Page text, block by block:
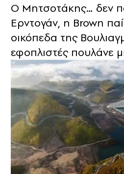
Ο Μητσοτάκης… δεν
Ερντογάν, η Brown
οικόπεδα της
εφοπλιστές πουλάνε